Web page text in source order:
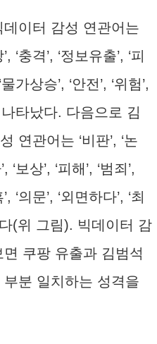
이터 감성 연관어는
‘충격’, ‘정보유출’, ‘피
가상승’, ‘안전’, ‘위험’,
나타났다. 다음으로 김
연관어는 ‘비판’, ‘논
‘보상’, ‘피해’, ‘범죄’,
‘의문’, ‘외면하다’, ‘최
다(위 그림). 빅데이터 감
쿠팡 유출과 김범석
분 일치하는 성격을